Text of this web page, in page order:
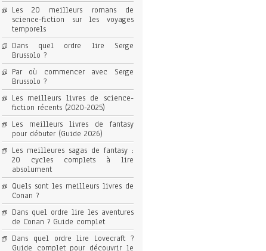
Les 20 meilleurs romans de
science-fiction sur les voyages
temporels
Dans quel ordre lire Serge
Brussolo ?
Par où commencer avec Serge
Brussolo ?
Les meilleurs livres de science-
fiction récents (2020-2025)
Les meilleurs livres de fantasy
pour débuter (Guide 2026)
Les meilleures sagas de fantasy :
20 cycles complets à lire
absolument
Quels sont les meilleurs livres de
Conan ?
Dans quel ordre lire les aventures
de Conan ? Guide complet
Dans quel ordre lire Lovecraft ?
Guide complet pour découvrir le